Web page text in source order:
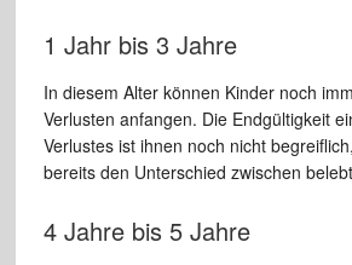
1 Jahr bis 3 Jahre
In diesem Alter können Kinder noch
Verlusten anfangen. Die Endgültigkeit
Verlustes ist ihnen noch nicht
bereits den Unterschied zwischen
4 Jahre bis 5 Jahre